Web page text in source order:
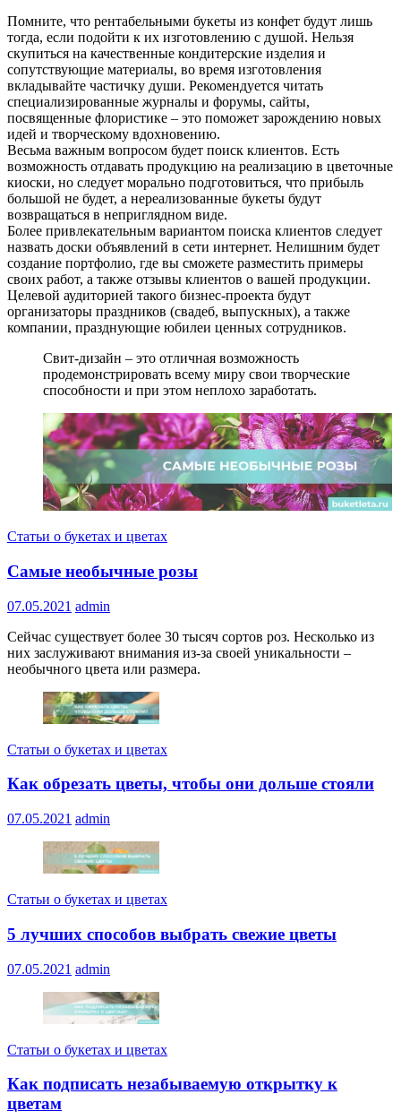
Помните, что рентабельными букеты из конфет будут лишь
тогда, если подойти к их изготовлению с душой. Нельзя
скупиться на качественные кондитерские изделия и
сопутствующие материалы, во время изготовления
вкладывайте частичку души. Рекомендуется читать
специализированные журналы и форумы, сайты,
посвященные флористике – это поможет зарождению новых
идей и творческому вдохновению.
Весьма важным вопросом будет поиск клиентов. Есть
возможность отдавать продукцию на реализацию в цветочные
киоски, но следует морально подготовиться, что прибыль
большой не будет, а нереализованные букеты будут
возвращаться в неприглядном виде.
Более привлекательным вариантом поиска клиентов следует
назвать доски объявлений в сети интернет. Нелишним будет
создание портфолио, где вы сможете разместить примеры
своих работ, а также отзывы клиентов о вашей продукции.
Целевой аудиторией такого бизнес-проекта будут
организаторы праздников (свадеб, выпускных), а также
компании, празднующие юбилеи ценных сотрудников.
Свит-дизайн – это отличная возможность
продемонстрировать всему миру свои творческие
способности и при этом неплохо заработать.
Статьи о букетах и цветах
Самые необычные розы
07.05.2021 admin
Сейчас существует более 30 тысяч сортов роз. Несколько из
них заслуживают внимания из-за своей уникальности –
необычного цвета или размера.
Статьи о букетах и цветах
Как обрезать цветы, чтобы они дольше стояли
07.05.2021 admin
Статьи о букетах и цветах
5 лучших способов выбрать свежие цветы
07.05.2021 admin
Статьи о букетах и цветах
Как подписать незабываемую открытку к
цветам